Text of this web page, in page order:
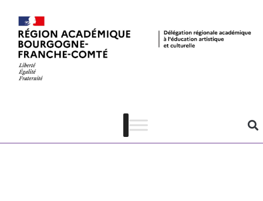
Échappée
littéraire 2021-
2022 – Les